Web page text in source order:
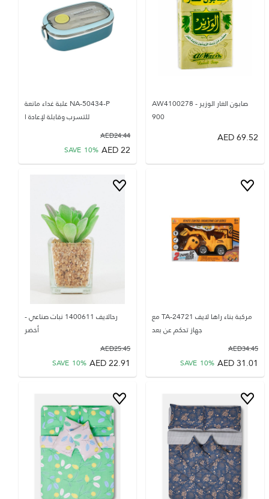
صابون الغار الوزير AW4100278 -
900
69.52
AED
NA-50434-P علبة غداء مانعة
للتسرب وقابلة لإعادة ا
24.44
AED
22
AED
SAVE 10%
مركبة بناء راها لايف TA-24721 مع
جهاز تحكم عن بعد
34.45
AED
31.01
AED
SAVE 10%
رحالايف 1400611 نبات صناعي -
أخضر
25.45
AED
22.91
AED
SAVE 10%